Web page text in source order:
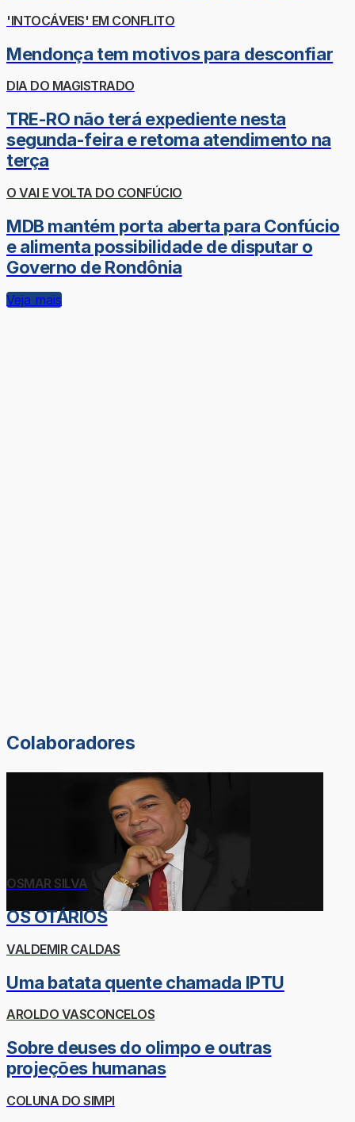
'INTOCÁVEIS' EM CONFLITO
Mendonça tem motivos para desconfiar
DIA DO MAGISTRADO
TRE-RO não terá expediente nesta
segunda-feira e retoma atendimento na
terça
O VAI E VOLTA DO CONFÚCIO
MDB mantém porta aberta para Confúcio
e alimenta possibilidade de disputar o
Governo de Rondônia
Veja mais
Colaboradores
OSMAR SILVA
OS OTÁRIOS
VALDEMIR CALDAS
Uma batata quente chamada IPTU
AROLDO VASCONCELOS
Sobre deuses do olimpo e outras
projeções humanas
COLUNA DO SIMPI